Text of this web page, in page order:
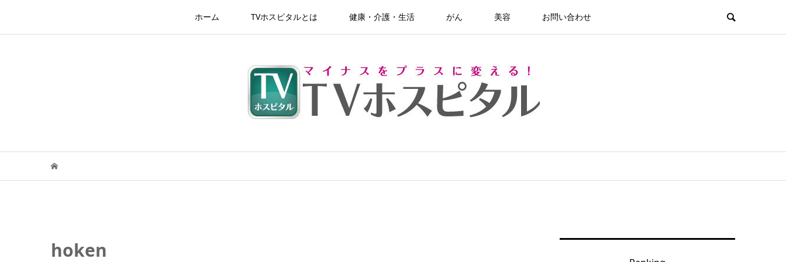
ホーム TVホスピタルとは 健康・介護・生活 がん 美容 お問い合わせ
hoken